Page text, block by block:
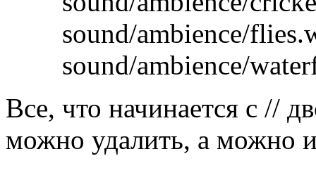
sound/ambience/
sound/ambience/
Все, что начинается с //
можно удалить, а можно